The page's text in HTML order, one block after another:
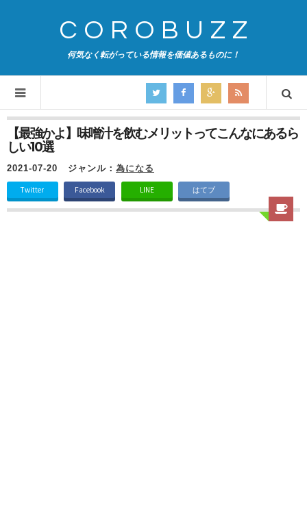
COROBUZZ
何気なく転がっている情報を価値あるものに！
【最強かよ】味噌汁を飲むメリットってこんなにあるら
しい10選
2021-07-20 ジャンル： 為になる
Twitter Facebook LINE はてブ